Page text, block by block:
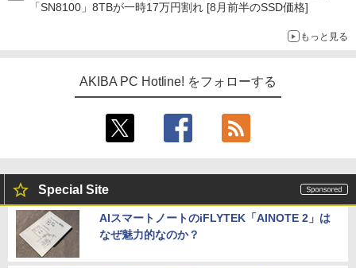
「SN8100」8TBが一時17万円割れ [8月前半のSSD価格]
もっと見る
AKIBA PC Hotline! をフォローする
Special Site
AIスマートノートのiFLYTEK「AINOTE 2」は
なぜ魅力的なのか？